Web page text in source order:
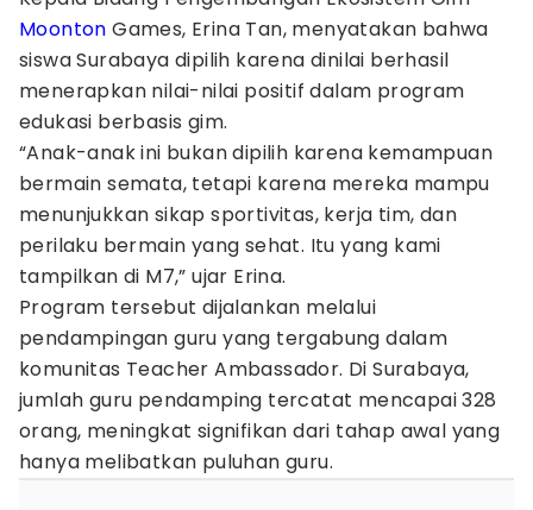
Moonton Games, Erina Tan, menyatakan bahwa
siswa Surabaya dipilih karena dinilai berhasil
menerapkan nilai-nilai positif dalam program
edukasi berbasis gim.
“Anak-anak ini bukan dipilih karena kemampuan
bermain semata, tetapi karena mereka mampu
menunjukkan sikap sportivitas, kerja tim, dan
perilaku bermain yang sehat. Itu yang kami
tampilkan di M7,” ujar Erina.
Program tersebut dijalankan melalui
pendampingan guru yang tergabung dalam
komunitas Teacher Ambassador. Di Surabaya,
jumlah guru pendamping tercatat mencapai 328
orang, meningkat signifikan dari tahap awal yang
hanya melibatkan puluhan guru.